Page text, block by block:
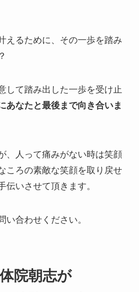
えるために、その一歩を踏み
して踏み出した一歩を受け止
あなたと最後まで向き合いま
、人って痛みがない時は笑顔
ころの素敵な笑顔を取り戻せ
伝いさせて頂きます。
い合わせください。
院朝志が